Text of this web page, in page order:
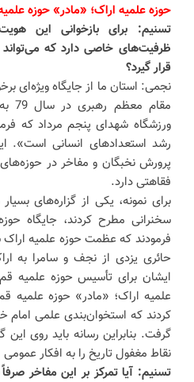
حوزه علمیه اراک؛ «مادر» حوزه
تسنیم: برای بازخوانی این
ظرفیت‌های خاصی دارد که می‌تواند
قرار گیرد؟
نجمی: استان ما از جایگاه ویژه‌ای
ورزشگاه شهدای پنجم مرداد که
رشد استعدادهای انسانی است».
پرورش نخبگان و مفاخر در
فقاهتی دارد.
برای نمونه، یکی از گزاره‌های
سخنرانی مطرح کردند، جایگاه
فرمودند که عظمت حوزه علمیه
حائری یزدی از نجف و سامرا به
ایشان برای تأسیس حوزه علمیه قم
علمیه اراک؛ «مادر» حوزه علمیه
کردند که استخوان‌بندی علمی
گرفت. بنابراین رسانه باید روی این
نقاط مغفول تاریخ را به افکار عمومی
تسنیم: آیا تمرکز بر این مفاخر